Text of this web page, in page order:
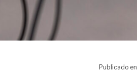
Publicado en